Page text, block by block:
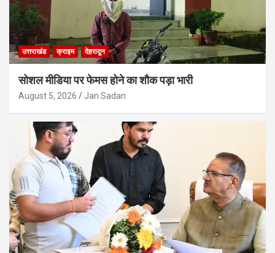
उत्तराखंड क्राइम देहरादून
सोशल मीडिया पर फेमस होने का शौक पड़ा भारी
August 5, 2026 Jan Sadan